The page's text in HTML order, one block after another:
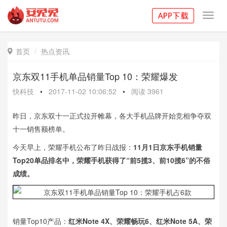
 首页 热点资讯
京东双11手机单品销量Top 10：荣耀爆发
快科技 • 2017-11-02 10:06:52 • 阅读 3961
昨日，京东双十一正式拉开帷幕，各大手机品牌开始竞相争夺双
十一销售额榜单。
今天早上，荣耀手机公布了昨日战报： 11月1日京东手机销量
Top20单品排名中，荣耀手机获得了“前5揽3、前10揽6”的不俗
成绩。
销量Top10产品： 红米Note 4X、荣耀畅玩6、红米Note 5A、荣